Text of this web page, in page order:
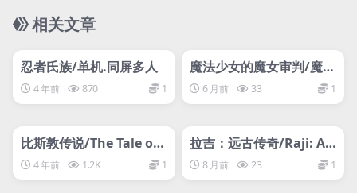
相关文章
网盘下载游戏
忍者氏族/单机.同屏多人
4 年前 870 1
网盘下载游戏
魔法少女的魔女审判/魔法
少女ノ魔女裁判/Magical
Girl Witch
6 月前 33 1
网盘下载游戏
比斯敦传说/The Tale of
Bistun
4 年前 1.2K 1
网盘下载游戏
拉吉：远古传奇/Raji: An
Ancient Epic
8 月前 23 1